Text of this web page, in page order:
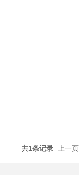
共1条记录 上一页